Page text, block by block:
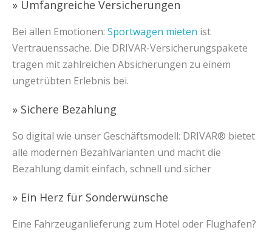
» Umfangreiche Versicherungen
Bei allen Emotionen: Sportwagen mieten ist
Vertrauenssache. Die DRIVAR-Versicherungspakete
tragen mit zahlreichen Absicherungen zu einem
ungetrübten Erlebnis bei.
» Sichere Bezahlung
So digital wie unser Geschäftsmodell: DRIVAR® bietet
alle modernen Bezahlvarianten und macht die
Bezahlung damit einfach, schnell und sicher
» Ein Herz für Sonderwünsche
Eine Fahrzeuganlieferung zum Hotel oder Flughafen?